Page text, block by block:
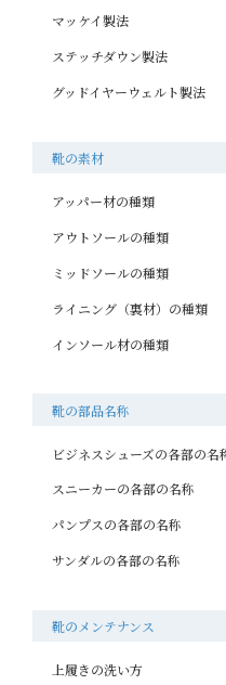
マッケイ製法
ステッチダウン製法
グッドイヤーウェルト製法
靴の素材
アッパー材の種類
アウトソールの種類
ミッドソールの種類
ライニング（裏材）の種類
インソール材の種類
靴の部品名称
ビジネスシューズの各部の名
スニーカーの各部の名称
パンプスの各部の名称
サンダルの各部の名称
靴のメンテナンス
上履きの洗い方